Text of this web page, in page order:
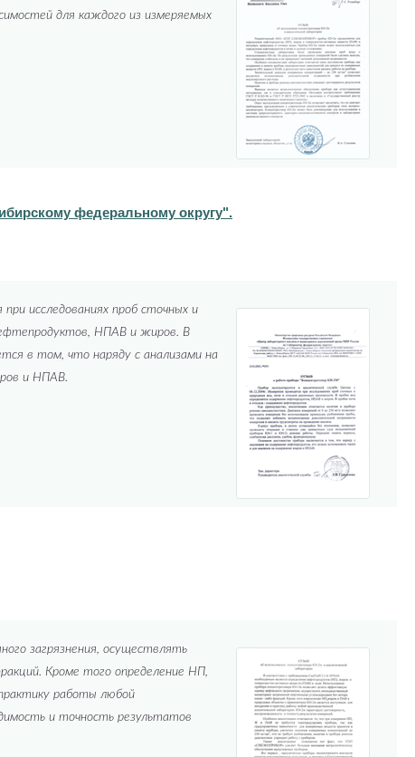
для каждого из измеряемых
федеральному округу".
исследованиях проб сточных и
НПАВ и жиров. В
в том, что наряду с анализами на
и НПАВ.
загрязнения, осуществлять
Кроме того определение НП,
работы любой
и точность результатов